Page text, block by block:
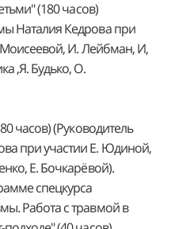
(180 часов)
Наталия Кедрова при
И. Лейбман, И,
,Я. Будько, О.
часов) (Руководитель
при участии Е. Юдиной,
Е. Бочкарёвой).
спецкурса
Работа с травмой в